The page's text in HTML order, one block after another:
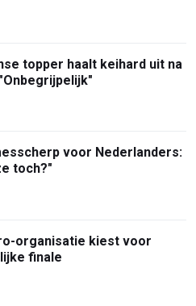
topper haalt keihard uit na
voor Nederlanders:
toch?"
organisatie kiest voor
finale